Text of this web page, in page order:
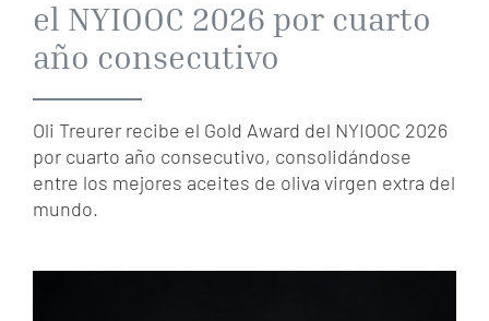
el NYIOOC 2026 por cuarto
año consecutivo
Oli Treurer recibe el Gold Award del NYIOOC 2026
por cuarto año consecutivo, consolidándose
entre los mejores aceites de oliva virgen extra del
mundo.